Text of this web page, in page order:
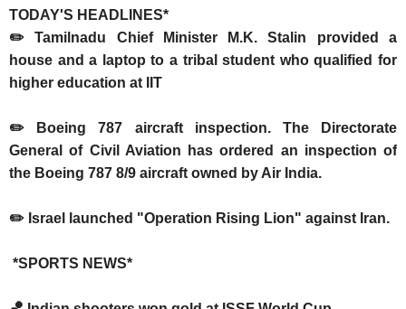
TODAY'S HEADLINES*
✏️ Tamilnadu Chief Minister M.K. Stalin provided a
house and a laptop to a tribal student who qualified for
higher education at IIT
✏️ Boeing 787 aircraft inspection. The Directorate
General of Civil Aviation has ordered an inspection of
the Boeing 787 8/9 aircraft owned by Air India.
✏️ Israel launched "Operation Rising Lion" against Iran.
*SPORTS NEWS*